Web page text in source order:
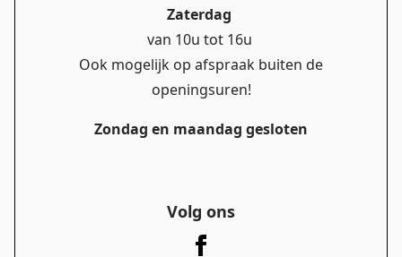
Zaterdag
van 10u tot 16u
Ook mogelijk op afspraak buiten de
openingsuren!
Zondag en maandag gesloten
Volg ons